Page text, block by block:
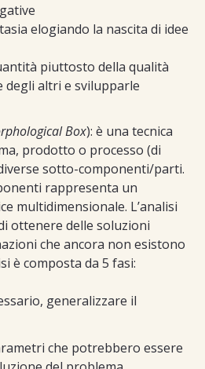
elogiando la nascita di idee
piuttosto della qualità
degli altri e svilupparle
Box): è una tecnica
prodotto o processo (di
sotto-componenti/parti.
rappresenta un
multidimensionale. L’analisi
ottenere delle soluzioni
che ancora non esistono
è composta da 5 fasi:
generalizzare il
che potrebbero essere